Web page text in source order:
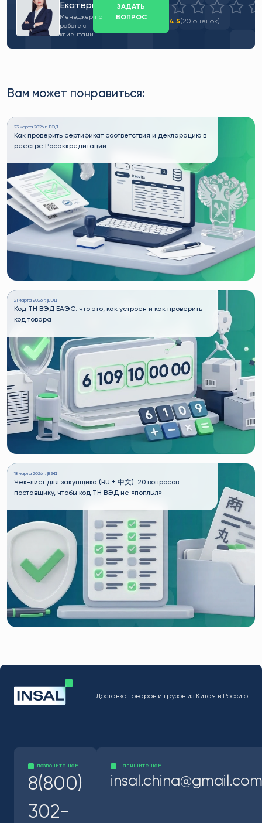
Екатерина
Менеджер по
работе с
клиентами
ЗАДАТЬ
ВОПРОС
4.5(20 оценок)
Вам может понравиться:
23 марта 2026 г. | ВЭД
Как проверить сертификат соответствия и декларацию в
реестре Росаккредитации
21 марта 2026 г. | ВЭД
Код ТН ВЭД ЕАЭС: что это, как устроен и как проверить
код товара
18 марта 2026 г. | ВЭД
Чек-лист для закупщика (RU + 中文): 20 вопросов
поставщику, чтобы код ТН ВЭД не «поплыл»
Доставка товаров и грузов из Китая в Россию
позвоните нам
8(800)
302-
напишите нам
insal.china@gmail.com